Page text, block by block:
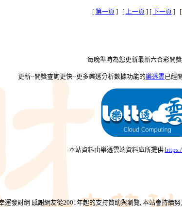
[ 第一頁 ] [ 上一頁 ] [ 下一頁 ] [
每晚準時為您更新最新六合彩開
更新--開獎查詢更快--更多樂透分析數據功能的樂透雲已經
本站資料由樂透雲端資料庫所提供
運發財網 感謝網友從2001年起的支持贊助與瀏覽, 本站會持續